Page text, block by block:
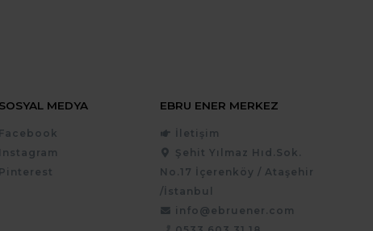
SOSYAL MEDYA
Facebook
Instagram
Pinterest
EBRU ENER MERKEZ
İletişim
Şehit Yılmaz Hıd.Sok.
No.17 İçerenköy / Ataşehir
/İstanbul
info@ebruener.com